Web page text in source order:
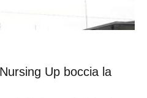
Up boccia la